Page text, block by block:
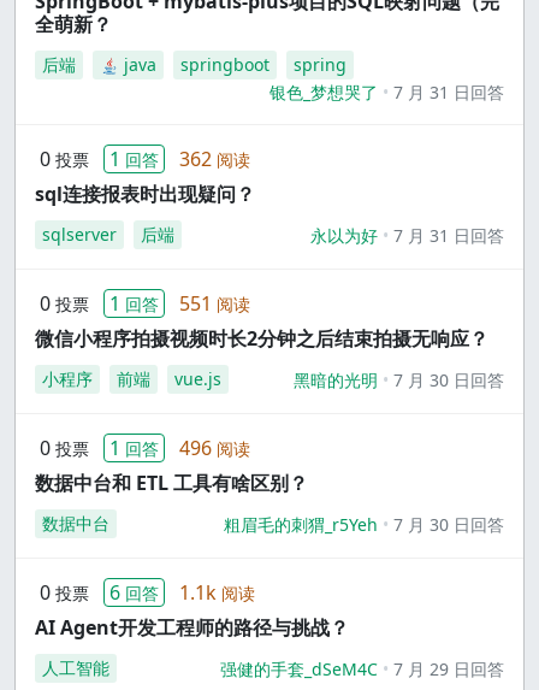
全萌新？
后端 java springboot
spring
银色_梦想哭了
7 月 31 日回答
0 投票 1 回答 362 阅读
sql连接报表时出现疑问？
sqlserver 后端 永以为好 7 月 31 日回答
0 投票 1 回答 551 阅读
微信小程序拍摄视频时长2分钟之后结束拍摄无响应？
小程序 前端 vue.js 黑暗的光明 7 月 30 日回答
0 投票 1 回答 496 阅读
数据中台和 ETL 工具有啥区别？
数据中台 粗眉毛的刺猬_r5Yeh 7 月 30 日回答
0 投票 6 回答 1.1k 阅读
AI Agent开发工程师的路径与挑战？
人工智能 强健的手套_dSeM4C 7 月 29 日回答